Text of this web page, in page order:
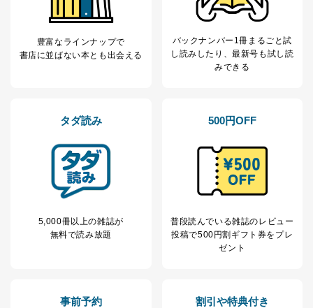
豊富なラインナップで
書店に並ばない本とも出会える
バックナンバー1冊まるごと試
し読み したり、最新号も試し読
みできる
タダ読み
5,000冊以上の雑誌が
無料で読み放題
500円OFF
普段読んでいる雑誌のレビュー
投稿で500円割ギフト券をプレ
ゼント
事前予約 割引や特典付き